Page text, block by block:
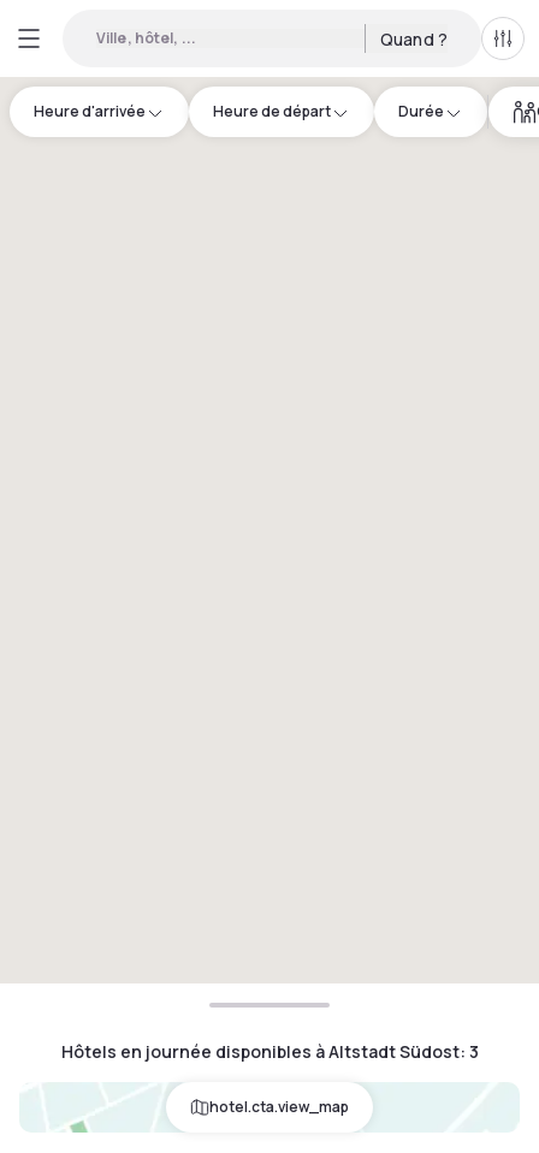
Ville, hôtel, ... Quand ?
Heure d'arrivée Heure de départ Durée
Hôtels en journée disponibles à Altstadt Südost: 3
hotel.cta.view_map